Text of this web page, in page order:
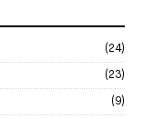
(24)
(23)
(9)